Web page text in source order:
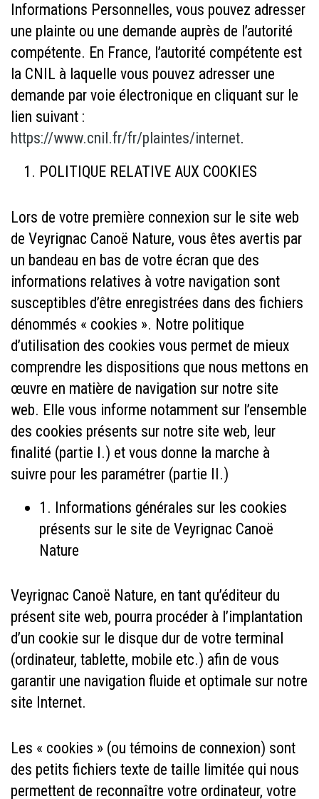
Informations Personnelles, vous pouvez adresser
une plainte ou une demande auprès de l’autorité
compétente. En France, l’autorité compétente est
la CNIL à laquelle vous pouvez adresser une
demande par voie électronique en cliquant sur le
lien suivant :
https://www.cnil.fr/fr/plaintes/internet.
POLITIQUE RELATIVE AUX COOKIES
Lors de votre première connexion sur le site web
de Veyrignac Canoë Nature, vous êtes avertis par
un bandeau en bas de votre écran que des
informations relatives à votre navigation sont
susceptibles d’être enregistrées dans des fichiers
dénommés « cookies ». Notre politique
d’utilisation des cookies vous permet de mieux
comprendre les dispositions que nous mettons en
œuvre en matière de navigation sur notre site
web. Elle vous informe notamment sur l’ensemble
des cookies présents sur notre site web, leur
finalité (partie I.) et vous donne la marche à
suivre pour les paramétrer (partie II.)
1. Informations générales sur les cookies
présents sur le site de Veyrignac Canoë
Nature
Veyrignac Canoë Nature, en tant qu’éditeur du
présent site web, pourra procéder à l’implantation
d’un cookie sur le disque dur de votre terminal
(ordinateur, tablette, mobile etc.) afin de vous
garantir une navigation fluide et optimale sur notre
site Internet.
Les « cookies » (ou témoins de connexion) sont
des petits fichiers texte de taille limitée qui nous
permettent de reconnaître votre ordinateur, votre